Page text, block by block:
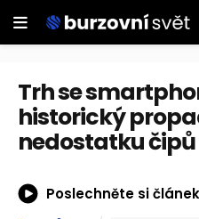
Trh se
historický
nedostatku čipů
Poslechněte si článek